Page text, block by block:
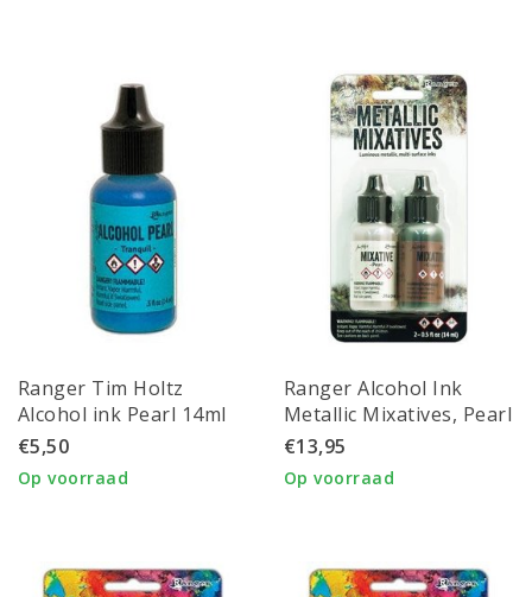
Ranger Tim Holtz
Alcohol ink Pearl 14ml
Tranquil
€5,50
Op voorraad
Ranger Alcohol Ink
Metallic Mixatives, Pearl
& Copper, 2x14ml
€13,95
Op voorraad